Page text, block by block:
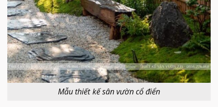
Mẫu thiết kế sân vườn cổ điển